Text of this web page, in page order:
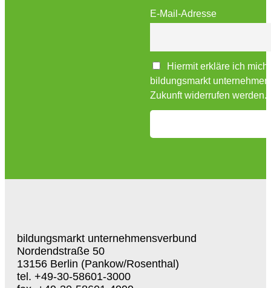
E-Mail-Adresse
Hiermit erkläre ich
bildungsmarkt
Zukunft widerrufen werden.
bildungsmarkt unternehmensverbund
Nordendstraße 50
13156 Berlin (Pankow/Rosenthal)
tel. +49-30-58601-3000